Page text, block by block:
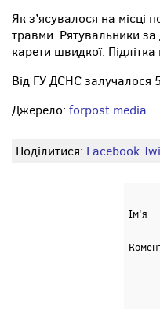
Як з’ясувалося на місці
травми. Рятувальники
карети швидкої. Підлітка
Від ГУ ДСНС залучалося
Джерело: forpost.media
Поділитися: Facebook
Ім'я